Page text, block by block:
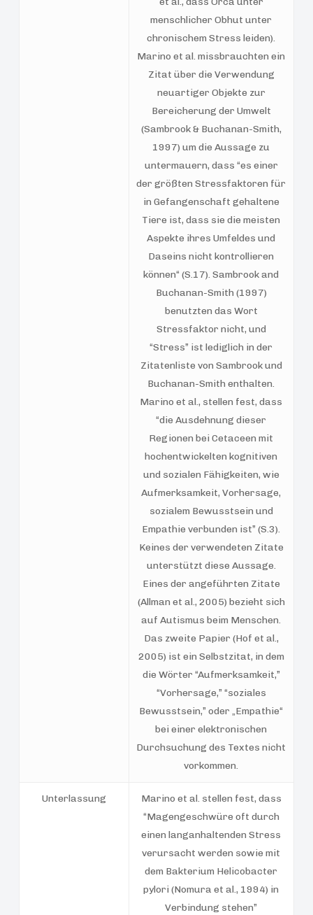
menschlicher Obhut unter
chronischem Stress leiden).
Marino et al. missbrauchten ein
Zitat über die Verwendung
neuartiger Objekte zur
Bereicherung der Umwelt
(Sambrook & Buchanan-Smith,
1997) um die Aussage zu
untermauern, dass “es einer
der größten Stressfaktoren für
in Gefangenschaft gehaltene
Tiere ist, dass sie die meisten
Aspekte ihres Umfeldes und
Daseins nicht kontrollieren
können“ (S.17). Sambrook and
Buchanan-Smith (1997)
benutzten das Wort
Stressfaktor nicht, und
“Stress” ist lediglich in der
Zitatenliste von Sambrook und
Buchanan-Smith enthalten.
Marino et al., stellen fest, dass
“die Ausdehnung dieser
Regionen bei Cetaceen mit
hochentwickelten kognitiven
und sozialen Fähigkeiten, wie
Aufmerksamkeit, Vorhersage,
sozialem Bewusstsein und
Empathie verbunden ist” (S.3).
Keines der verwendeten Zitate
unterstützt diese Aussage.
Eines der angeführten Zitate
(Allman et al., 2005) bezieht sich
auf Autismus beim Menschen.
Das zweite Papier (Hof et al.,
2005) ist ein Selbstzitat, in dem
die Wörter “Aufmerksamkeit,”
“Vorhersage,” “soziales
Bewusstsein,” oder „Empathie“
bei einer elektronischen
Durchsuchung des Textes nicht
vorkommen.
Unterlassung
Marino et al. stellen fest, dass
“Magengeschwüre oft durch
einen langanhaltenden Stress
verursacht werden sowie mit
dem Bakterium Helicobacter
pylori (Nomura et al., 1994) in
Verbindung stehen”